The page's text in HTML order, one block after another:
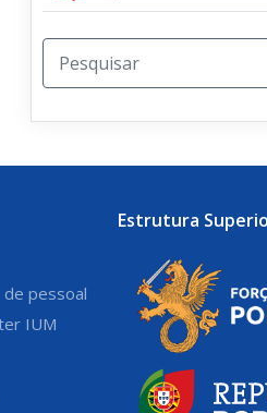
de pessoal
IUM
Estrutura